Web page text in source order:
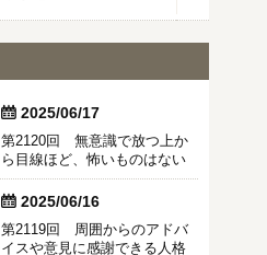
 2025/06/17
第2120回 無意識で放つ上か
ら目線ほど、怖いものはない
 2025/06/16
第2119回 周囲からのアドバ
イスや意見に感謝できる人格